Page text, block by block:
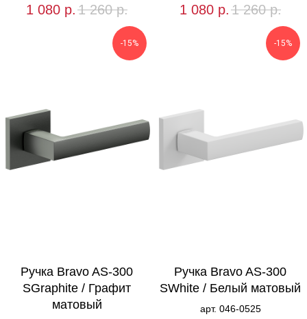
1 080 р. 1 260 р. 1 080 р. 1 260 р.
-15%
Ручка Bravo AS-300
SGraphite / Графит
матовый
-15%
Ручка Bravo AS-300
SWhite / Белый матовый
арт. 046-0525